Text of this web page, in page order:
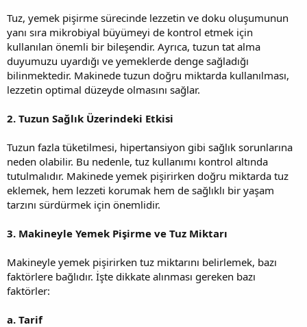
Tuz, yemek pişirme sürecinde lezzetin ve doku oluşumunun
yanı sıra mikrobiyal büyümeyi de kontrol etmek için
kullanılan önemli bir bileşendir. Ayrıca, tuzun tat alma
duyumuzu uyardığı ve yemeklerde denge sağladığı
bilinmektedir. Makinede tuzun doğru miktarda kullanılması,
lezzetin optimal düzeyde olmasını sağlar.
2. Tuzun Sağlık Üzerindeki Etkisi
Tuzun fazla tüketilmesi, hipertansiyon gibi sağlık sorunlarına
neden olabilir. Bu nedenle, tuz kullanımı kontrol altında
tutulmalıdır. Makinede yemek pişirirken doğru miktarda tuz
eklemek, hem lezzeti korumak hem de sağlıklı bir yaşam
tarzını sürdürmek için önemlidir.
3. Makineyle Yemek Pişirme ve Tuz Miktarı
Makineyle yemek pişirirken tuz miktarını belirlemek, bazı
faktörlere bağlıdır. İşte dikkate alınması gereken bazı
faktörler:
a. Tarif